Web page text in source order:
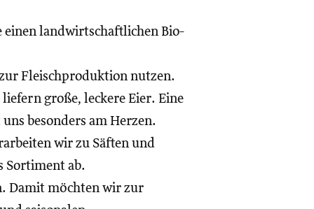
einen landwirtschaftlichen Bio-
Fleischproduktion nutzen.
große, leckere Eier. Eine
besonders am Herzen.
wir zu Säften und
Sortiment ab.
Damit möchten wir zur